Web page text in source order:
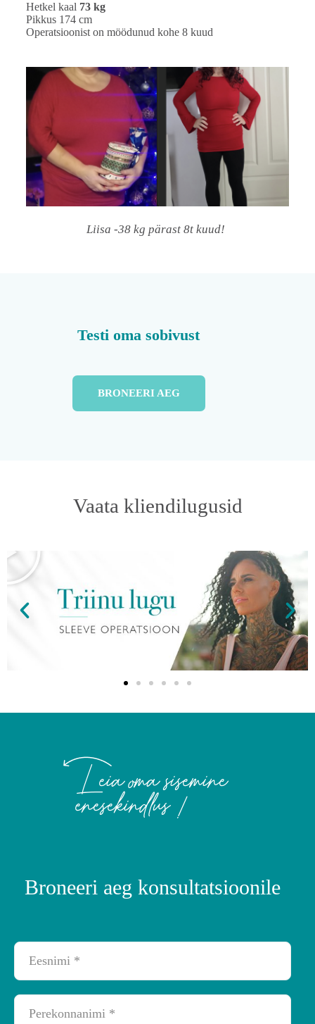
Hetkel kaal 73 kg
Pikkus 174 cm
Operatsioonist on möödunud kohe 8 kuud
Liisa -38 kg pärast 8t kuud!
Testi oma sobivust
BRONEERI AEG
Vaata kliendilugusid
Broneeri aeg konsultatsioonile
Leia oma sisemine
enesekindlus !